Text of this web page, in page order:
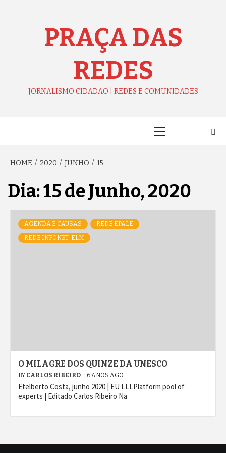
PRAÇA DAS
REDES
JORNALISMO CIDADÃO | REDES E COMUNIDADES
HOME 2020 JUNHO 15
Dia:15 de Junho, 2020
AGENDA E CAUSAS
REDE EPALE
REDE INFONET-ELM
O MILAGRE DOS QUINZE DA UNESCO
BY CARLOS RIBEIRO 6 ANOS AGO
Etelberto Costa, junho 2020 | EU LLLPlatform pool of
experts | Editado Carlos Ribeiro Na